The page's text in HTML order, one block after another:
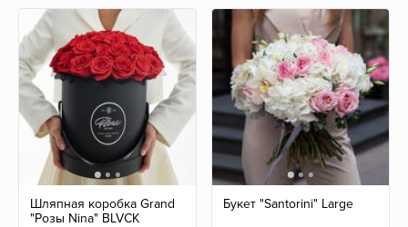
Шляпная коробка Grand
"Розы Nina" BLVCK
Букет "Santorini" Large